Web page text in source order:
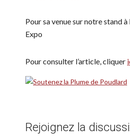
Pour sa venue sur notre stand à
Expo
Pour consulter l’article, cliquer
Rejoignez la